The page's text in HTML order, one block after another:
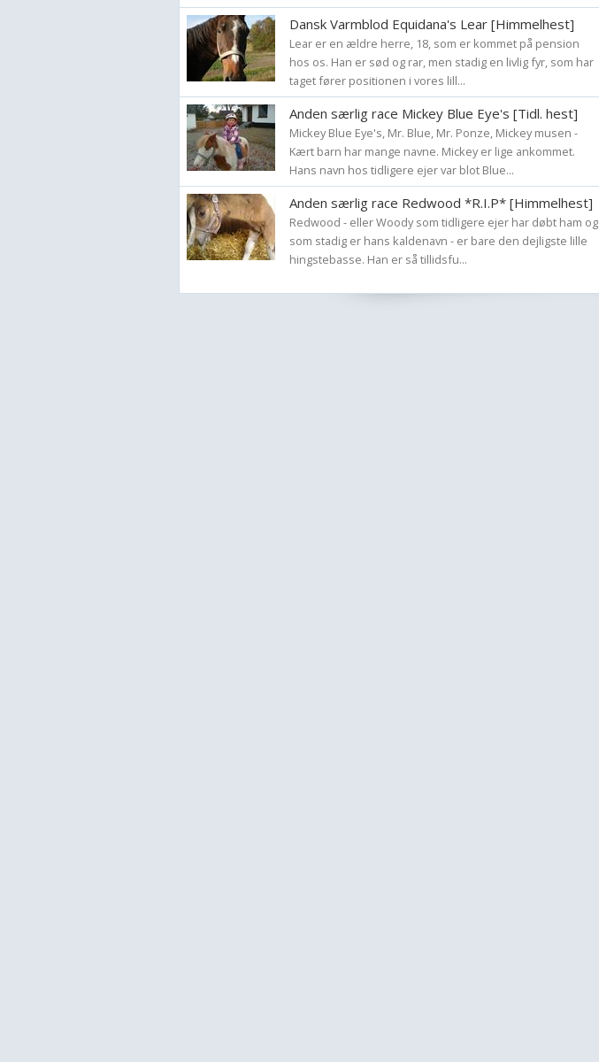
Dansk Varmblod Equidana's Lear [Himmelhest]
Lear er en ældre herre, 18, som er kommet på pension
hos os. Han er sød og rar, men stadig en livlig fyr, som har
taget fører positionen i vores lill...
Anden særlig race Mickey Blue Eye's [Tidl. hest]
Mickey Blue Eye's, Mr. Blue, Mr. Ponze, Mickey musen -
Kært barn har mange navne. Mickey er lige ankommet.
Hans navn hos tidligere ejer var blot Blue...
Anden særlig race Redwood *R.I.P* [Himmelhest]
Redwood - eller Woody som tidligere ejer har døbt ham og
som stadig er hans kaldenavn - er bare den dejligste lille
hingstebasse. Han er så tillidsfu...